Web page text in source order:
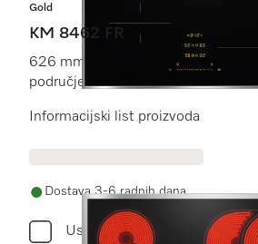
Gold
KM 8462 FR
626 mm | Individualne zone za
područje za kuhanje
Informacijski list proizvoda
Dostava 3-6 radnih dana
Usporediti